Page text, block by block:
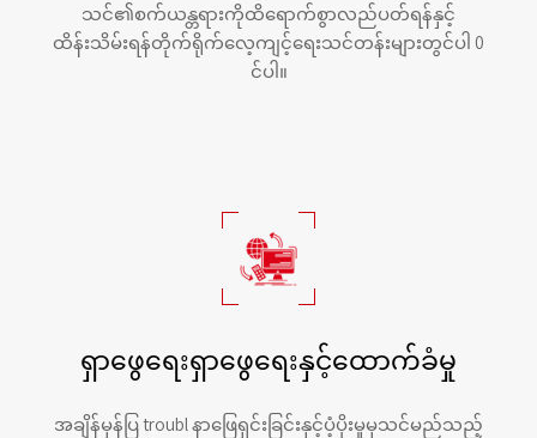
သင်၏စက်ယန္တရားကိုထိရောက်စွာလည်ပတ်ရန်နှင့်
ထိန်းသိမ်းရန်တိုက်ရိုက်လေ့ကျင့်ရေးသင်တန်းများတွင်ပါ 0
င်ပါ။
ရှာဖွေရေးရှာဖွေရေးနှင့်ထောက်ခံမှု
အချိန်မှန်ပြ troubl နာဖြေရှင်းခြင်းနှင့်ပံ့ပိုးမှုမှသင်မည်သည့်